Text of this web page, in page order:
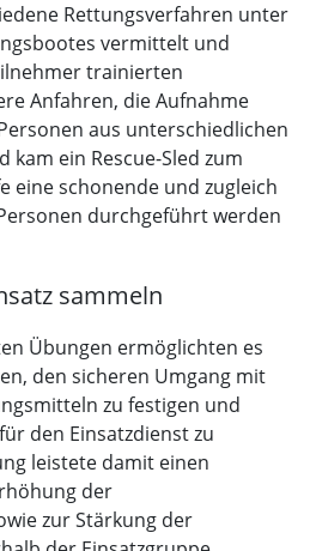
Rettungsverfahren unter
vermittelt und
trainierten
Anfahren, die Aufnahme
aus unterschiedlichen
kam ein Rescue-Sled zum
eine schonende und zugleich
durchgeführt werden
sammeln
Übungen ermöglichten es
den sicheren Umgang mit
zu festigen und
den Einsatzdienst zu
leistete damit einen
der
zur Stärkung der